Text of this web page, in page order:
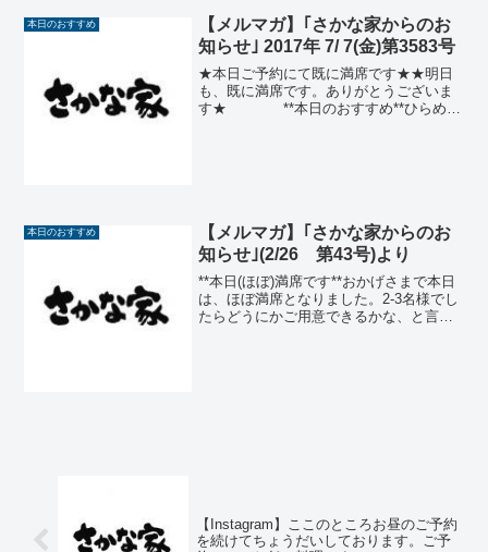
本日のおすすめ
【メルマガ】｢さかな家からのお
知らせ｣ 2017年 7/ 7(金)第3583号
★本日ご予約にて既に満席です★★明日
も、既に満席です。ありがとうございま
す★ **本日のおすすめ**ひらめ刺
本日のおすすめ
【メルマガ】｢さかな家からのお
知らせ｣(2/26 第43号)より
**本日(ほぼ)満席です**おかげさまで本日
は、ほぼ満席となりました。2-3名様でし
たらどうにかご用意できるかな、と言う
【Instagram】ここのところお昼のご予約
を続けてちょうだいしております。ご予